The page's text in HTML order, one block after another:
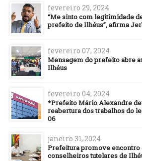
fevereiro 29, 2024
“Me sinto com legitimidade
prefeito de Ilhéus”, afirma
fevereiro 07, 2024
Mensagem do prefeito abre
Ilhéus
fevereiro 04, 2024
*Prefeito Mário Alexandre
reabertura dos trabalhos do
06
janeiro 31, 2024
Prefeitura promove encontro
conselheiros tutelares de